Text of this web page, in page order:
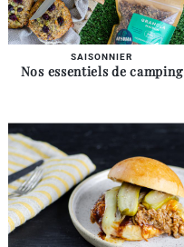
SAISONNIER
Nos essentiels de camping